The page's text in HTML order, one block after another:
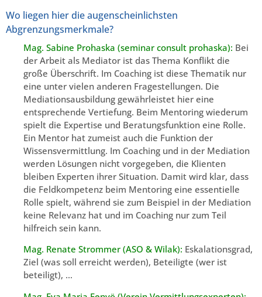
Wo liegen hier die augenscheinlichsten
Abgrenzungsmerkmale?
Mag. Sabine Prohaska (seminar consult prohaska): Bei
der Arbeit als Mediator ist das Thema Konflikt die
große Überschrift. Im Coaching ist diese Thematik nur
eine unter vielen anderen Fragestellungen. Die
Mediationsausbildung gewährleistet hier eine
entsprechende Vertiefung. Beim Mentoring wiederum
spielt die Expertise und Beratungsfunktion eine Rolle.
Ein Mentor hat zumeist auch die Funktion der
Wissensvermittlung. Im Coaching und in der Mediation
werden Lösungen nicht vorgegeben, die Klienten
bleiben Experten ihrer Situation. Damit wird klar, dass
die Feldkompetenz beim Mentoring eine essentielle
Rolle spielt, während sie zum Beispiel in der Mediation
keine Relevanz hat und im Coaching nur zum Teil
hilfreich sein kann.
Mag. Renate Strommer (ASO & Wilak): Eskalationsgrad,
Ziel (was soll erreicht werden), Beteiligte (wer ist
beteiligt), …